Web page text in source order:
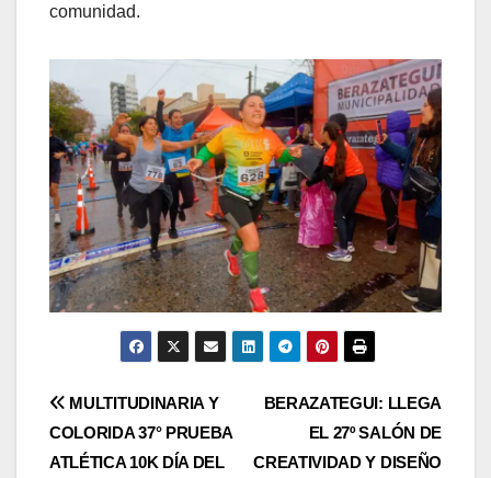
comunidad.
Post
navigation
BERAZATEGUI: LLEGA
EL 27º SALÓN DE
CREATIVIDAD Y DISEÑO
MULTITUDINARIA Y
COLORIDA 37° PRUEBA
ATLÉTICA 10K DÍA DEL